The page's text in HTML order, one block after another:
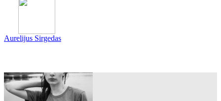
Aurelijus Sirgedas